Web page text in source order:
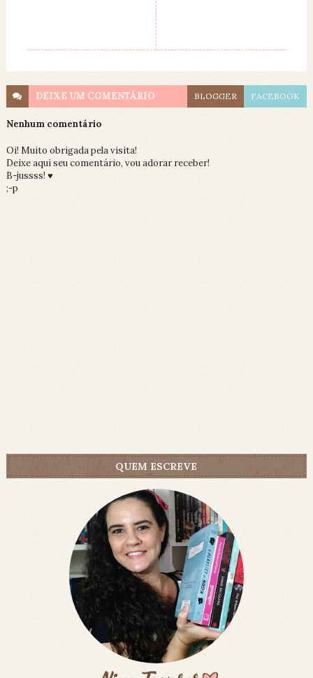
DEIXE UM COMENTÁRIO BLOGGER FACEBOOK
Nenhum comentário
Oi! Muito obrigada pela visita!
Deixe aqui seu comentário, vou adorar receber!
B-jussss! ♥
;-p
QUEM ESCREVE